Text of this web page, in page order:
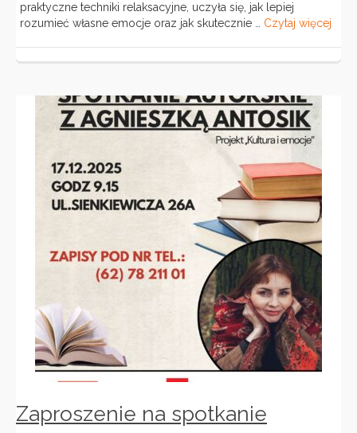
praktyczne techniki relaksacyjne, uczyła się, jak lepiej
rozumieć własne emocje oraz jak skutecznie … Czytaj więcej
Zaproszenie na spotkanie